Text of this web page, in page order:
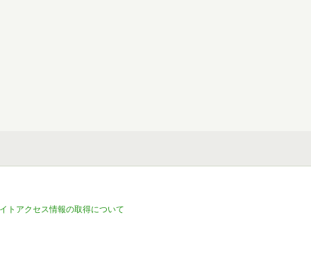
トアクセス情報の取得について